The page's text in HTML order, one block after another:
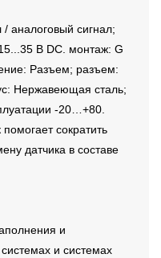
аналоговый сигнал;
В DC. монтаж: G
Разъем; разъем:
Нержавеющая сталь;
-20…+80.
сократить
датчика в составе
и
и системах